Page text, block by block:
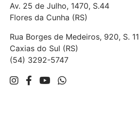
Av. 25 de Julho, 1470, S.44
Flores da Cunha (RS)
Rua Borges de Medeiros, 920, S. 11
Caxias do Sul (RS)
(54) 3292-5747